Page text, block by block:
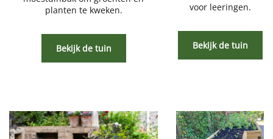
planten te kweken.
Bekijk de tuin
voor leeringen.
Bekijk de tuin